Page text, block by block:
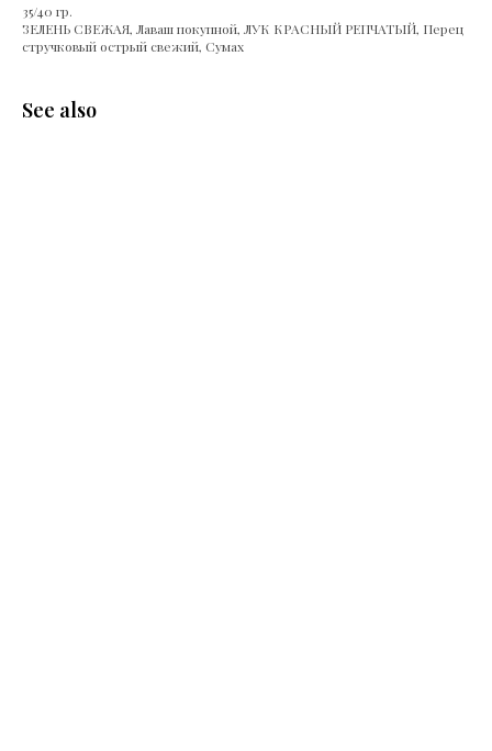
35/40 гр.
ЗЕЛЕНЬ СВЕЖАЯ, Лаваш покупной, ЛУК КРАСНЫЙ РЕПЧАТЫЙ, Перец
стручковый острый свежий, Сумах
See also